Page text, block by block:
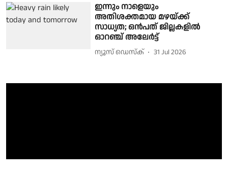
ഇന്നും നാളെയും
അതിശക്തമായ മഴയ്ക്ക്
സാധ്യത; ഒൻപത് ജില്ലകളിൽ
ഓറഞ്ച് അലേർട്ട്
ന്യൂസ് ഡെസ്ക് 31 Jul 2026